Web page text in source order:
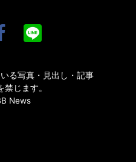
る写真・見出し・記事
じます。
News